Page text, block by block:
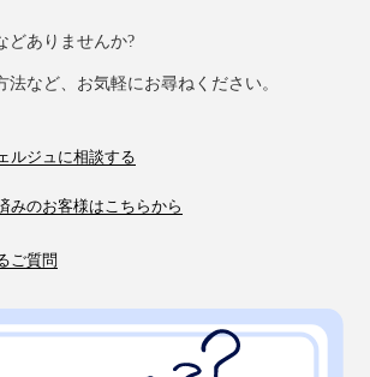
が多い私は、「ペンケース」を愛用し
どありませんか?
法など、お気軽にお尋ねください。
ルジュに相談する
みのお客様はこちらから
ご質問